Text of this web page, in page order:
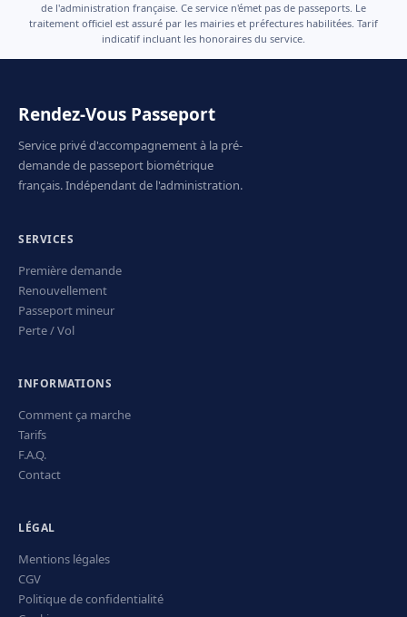
de l'administration française. Ce service n'émet pas de passeports. Le
traitement officiel est assuré par les mairies et préfectures habilitées. Tarif
indicatif incluant les honoraires du service.
Rendez-Vous Passeport
Service privé d'accompagnement à la pré-
demande de passeport biométrique
français. Indépendant de l'administration.
SERVICES
Première demande
Renouvellement
Passeport mineur
Perte / Vol
INFORMATIONS
Comment ça marche
Tarifs
F.A.Q.
Contact
LÉGAL
Mentions légales
CGV
Politique de confidentialité